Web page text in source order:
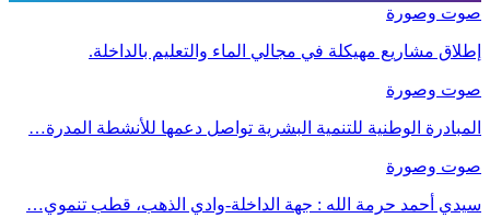
صوت وصورة
إطلاق مشاريع مهيكلة في مجالي الماء والتعليم بالداخلة.
صوت وصورة
المبادرة الوطنية للتنمية البشرية تواصل دعمها للأنشطة المدرة…
صوت وصورة
سيدي أحمد حرمة الله : جهة الداخلة-وادي الذهب، قطب تنموي…